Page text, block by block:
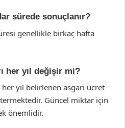
sürede sonuçlanır?
genellikle birkaç hafta
her yıl değişir mi?
her yıl belirlenen asgari ücret
Güncel miktar için
önemlidir.